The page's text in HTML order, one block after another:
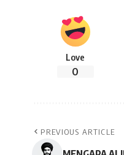
Love
0
PREVIOUS ARTICLE